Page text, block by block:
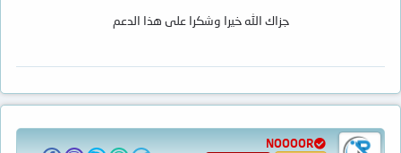
جزاك الله خيرا وشكرا على هذا الدعم
NOOOOR